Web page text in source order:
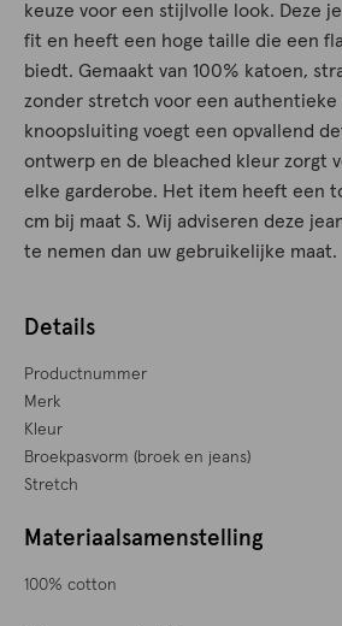
keuze voor een stijlvolle look. Deze
fit en heeft een hoge taille die een
biedt. Gemaakt van 100% katoen,
zonder stretch voor een authentieke
knoopsluiting voegt een opvallend
ontwerp en de bleached kleur zorgt
elke garderobe. Het item heeft een
cm bij maat S. Wij adviseren deze
te nemen dan uw gebruikelijke maat.
Details
Productnummer
Merk
Kleur
Broekpasvorm (broek en jeans)
Stretch
Materiaalsamenstelling
100% cotton